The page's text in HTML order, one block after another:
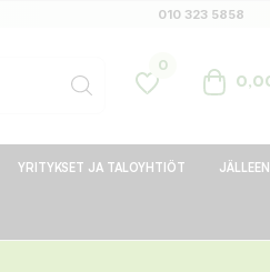
010 323 5858
0
YRITYKSET JA TALOYHTIÖT